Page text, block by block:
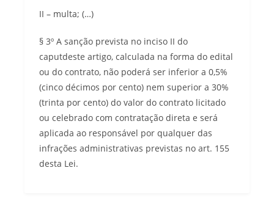
II – multa; (…)
§ 3º A sanção prevista no inciso II do
caputdeste artigo, calculada na forma do edital
ou do contrato, não poderá ser inferior a 0,5%
(cinco décimos por cento) nem superior a 30%
(trinta por cento) do valor do contrato licitado
ou celebrado com contratação direta e será
aplicada ao responsável por qualquer das
infrações administrativas previstas no art. 155
desta Lei.